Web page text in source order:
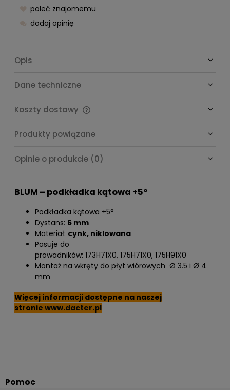
poleć znajomemu
dodaj opinię
Opis
Dane techniczne
Koszty dostawy
Produkty powiązane
Opinie o produkcie (0)
BLUM – podkładka kątowa +5°
Podkładka kątowa +5°
Dystans: 6 mm
Materiał: cynk, niklowana
Pasuje do
prowadników: 173H71X0, 175H71X0, 175H91X0
Montaż na wkręty do płyt wiórowych Ø 3.5 i Ø 4
mm
Więcej informacji dostępne na naszej
stronie www.dacter.pl
Pomoc